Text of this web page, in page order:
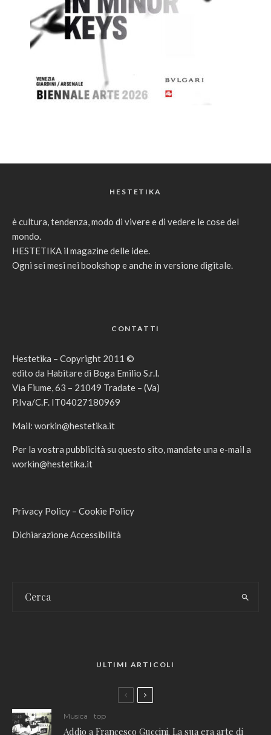
HESTETIKA
è cultura, tendenza, modo di vivere e di vedere le cose del
mondo.
HESTETIKA il magazine delle idee.
Ogni sei mesi nei bookshop e anche in versione digitale.
CONTATTI
Hestetika – Copyright 2011 ©
edito da Habitare di Boga Emilio S.r.l.
Via Fiume, 63 – 21049 Tradate – (Va)
P.Iva/C.F. IT04027180969
Mail: workin@hestetika.it
Per la vostra pubblicità su questo sito, mandate una e-mail a
workin@hestetika.it
Privacy Policy – Cookie Policy
Dichiarazione Accessibilità
ULTIMI ARTICOLI
Musica top
Addio a Francesco Guccini. La sua era arte di